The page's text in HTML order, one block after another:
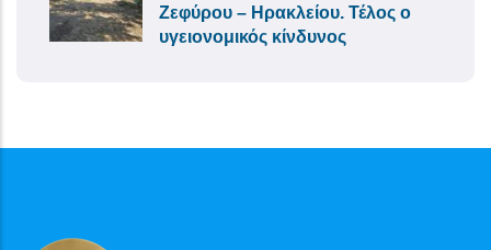
Ζεφύρου – Ηρακλείου. Τέλος ο
υγειονομικός κίνδυνος